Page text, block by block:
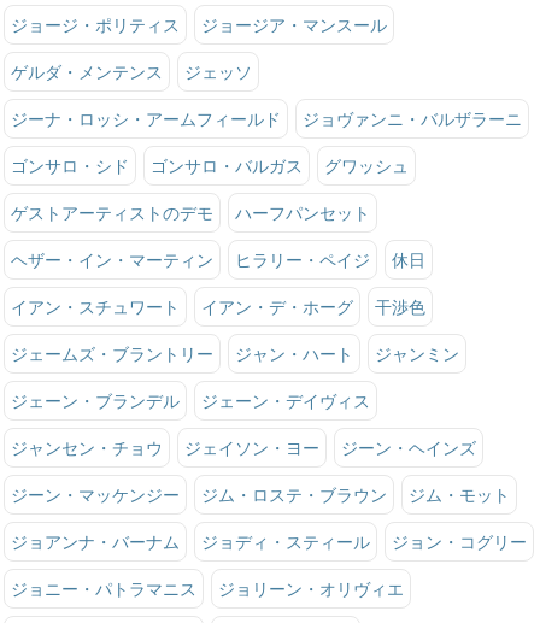
ジョージ・ポリティス ジョージア・マンスール
ゲルダ・メンテンス ジェッソ
ジーナ・ロッシ・アームフィールド ジョヴァンニ・バルザラーニ
ゴンサロ・シド ゴンサロ・バルガス グワッシュ
ゲストアーティストのデモ ハーフパンセット
ヘザー・イン・マーティン ヒラリー・ペイジ 休日
イアン・スチュワート イアン・デ・ホーグ 干渉色
ジェームズ・ブラントリー ジャン・ハート ジャンミン
ジェーン・ブランデル ジェーン・デイヴィス
ジャンセン・チョウ ジェイソン・ヨー ジーン・ヘインズ
ジーン・マッケンジー ジム・ロステ・ブラウン ジム・モット
ジョアンナ・バーナム ジョディ・スティール ジョン・コグリー
ジョニー・パトラマニス ジョリーン・オリヴィエ